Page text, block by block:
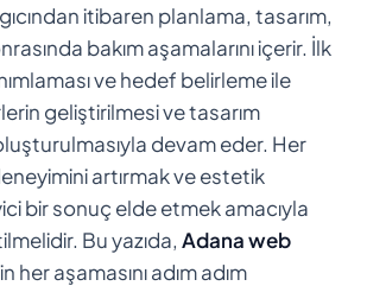
itibaren planlama, tasarım,
bakım aşamalarını içerir. İlk
ve hedef belirleme ile
geliştirilmesi ve tasarım
devam eder. Her
artırmak ve estetik
bir sonuç elde etmek amacıyla
Bu yazıda, Adana web
her aşamasını adım adım